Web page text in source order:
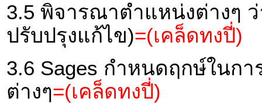
3.5 พิจารณาตำแหน่งต่างๆ
ปรับปรุงแก้ไข)=(เคล็ดทงปี่)
3.6 Sages กำหนดฤกษ์ในก
ต่างๆ=(เคล็ดทงปี่)